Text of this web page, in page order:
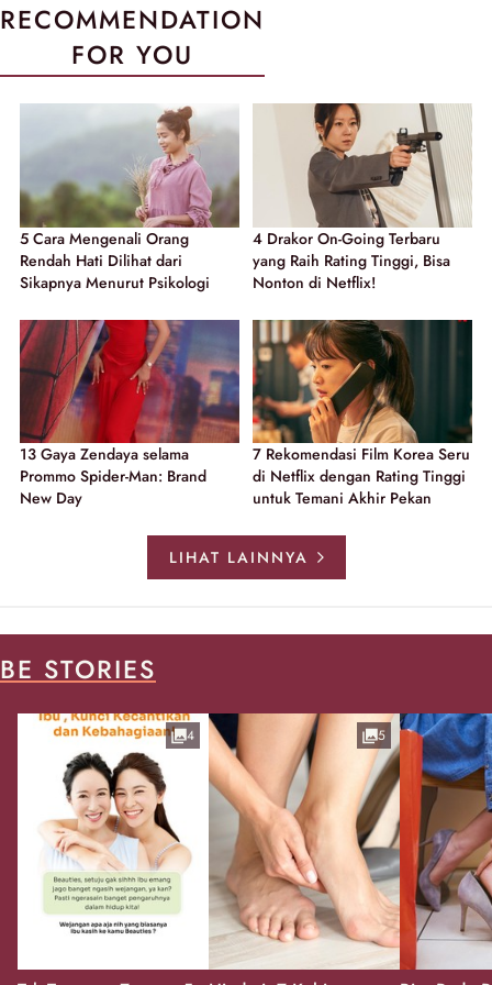
RECOMMENDATION
FOR YOU
5 Cara Mengenali Orang
Rendah Hati Dilihat dari
Sikapnya Menurut Psikologi
4 Drakor On-Going Terbaru
yang Raih Rating Tinggi, Bisa
Nonton di Netflix!
13 Gaya Zendaya selama
Prommo Spider-Man: Brand
New Day
7 Rekomendasi Film Korea Seru
di Netflix dengan Rating Tinggi
untuk Temani Akhir Pekan
LIHAT LAINNYA
BE STORIES
4 5